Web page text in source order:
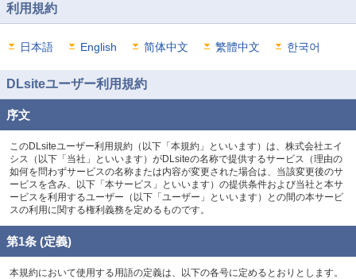
利用規約
日本語 English 简体中文 繁體中文 한국어
DLsiteユーザー利用規約
序文
このDLsiteユーザー利用規約（以下「本規約」といいます）は、株式会社エイ
シス（以下「当社」といいます）がDLsiteの名称で提供するサービス（理由の
如何を問わずサービスの名称または内容が変更された場合は、当該変更後のサ
ービスを含み、以下「本サービス」といいます）の提供条件および当社と本サ
ービスを利用するユーザー（以下「ユーザー」といいます）との間の本サービ
スの利用に関する権利義務を定めるものです。
第1条 (定義)
本規約において使用する用語の定義は、以下の各号に定めるとおりとします。